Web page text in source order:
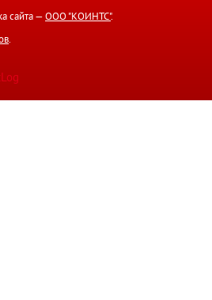
сайта — ООО "КОИНТС".
.